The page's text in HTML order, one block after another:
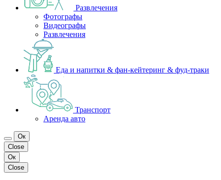
Развлечения
Фотографы
Видеографы
Развлечения
Еда и напитки & фан-кейтеринг & фуд-траки
Транспорт
Аренда авто
Ок
Close
Ок
Close